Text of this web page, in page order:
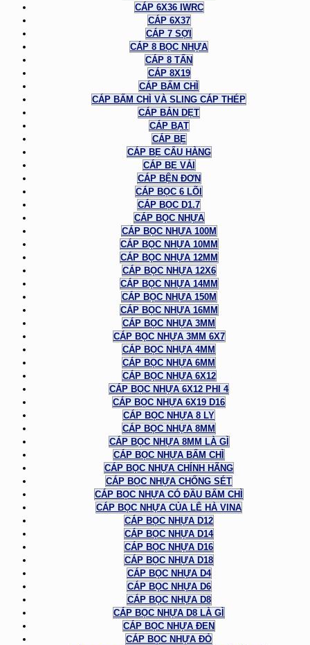
CÁP 6X36 IWRC
CÁP 6X37
CÁP 7 SỢI
CÁP 8 BỌC NHỰA
CÁP 8 TẤN
CÁP 8X19
CÁP BẤM CHÌ
CÁP BẤM CHÌ VÀ SLING CÁP THÉP
CÁP BẢN DẸT
CÁP BẠT
CÁP BẸ
CÁP BẸ CẨU HÀNG
CÁP BẸ VẢI
CÁP BỆN ĐƠN
CÁP BỌC 6 LÕI
CÁP BỌC D1.7
CÁP BỌC NHỰA
CÁP BỌC NHỰA 100M
CÁP BỌC NHỰA 10MM
CÁP BỌC NHỰA 12MM
CÁP BỌC NHỰA 12X6
CÁP BỌC NHỰA 14MM
CÁP BỌC NHỰA 150M
CÁP BỌC NHỰA 16MM
CÁP BỌC NHỰA 3MM
CÁP BỌC NHỰA 3MM 6X7
CÁP BỌC NHỰA 4MM
CÁP BỌC NHỰA 6MM
CÁP BỌC NHỰA 6X12
CÁP BỌC NHỰA 6X12 PHI 4
CÁP BỌC NHỰA 6X19 D16
CÁP BỌC NHỰA 8 LY
CÁP BỌC NHỰA 8MM
CÁP BỌC NHỰA 8MM LÀ GÌ
CÁP BỌC NHỰA BẤM CHÌ
CÁP BỌC NHỰA CHÍNH HÃNG
CÁP BỌC NHỰA CHỐNG SÉT
CÁP BỌC NHỰA CÓ ĐẦU BẤM CHÌ
CÁP BỌC NHỰA CỦA LÊ HÀ VINA
CÁP BỌC NHỰA D12
CÁP BỌC NHỰA D14
CÁP BỌC NHỰA D16
CÁP BỌC NHỰA D18
CÁP BỌC NHỰA D4
CÁP BỌC NHỰA D6
CÁP BỌC NHỰA D8
CÁP BỌC NHỰA D8 LÀ GÌ
CÁP BỌC NHỰA ĐEN
CÁP BỌC NHỰA ĐỎ